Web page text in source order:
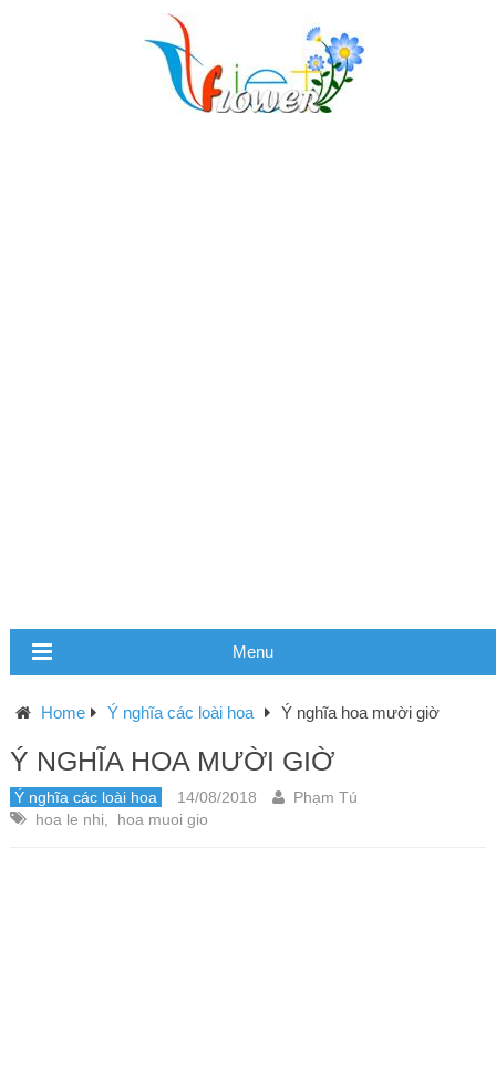
Menu
Home Ý nghĩa các loài hoa Ý nghĩa hoa mười giờ
Ý NGHĨA HOA MƯỜI GIỜ
Ý nghĩa các loài hoa 14/08/2018
Phạm Tú
hoa le nhi
hoa muoi gio